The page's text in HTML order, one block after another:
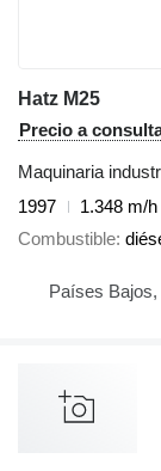
Hatz M25
Precio a
Maquinaria
1997
1.348 m/h
Combustible
Países